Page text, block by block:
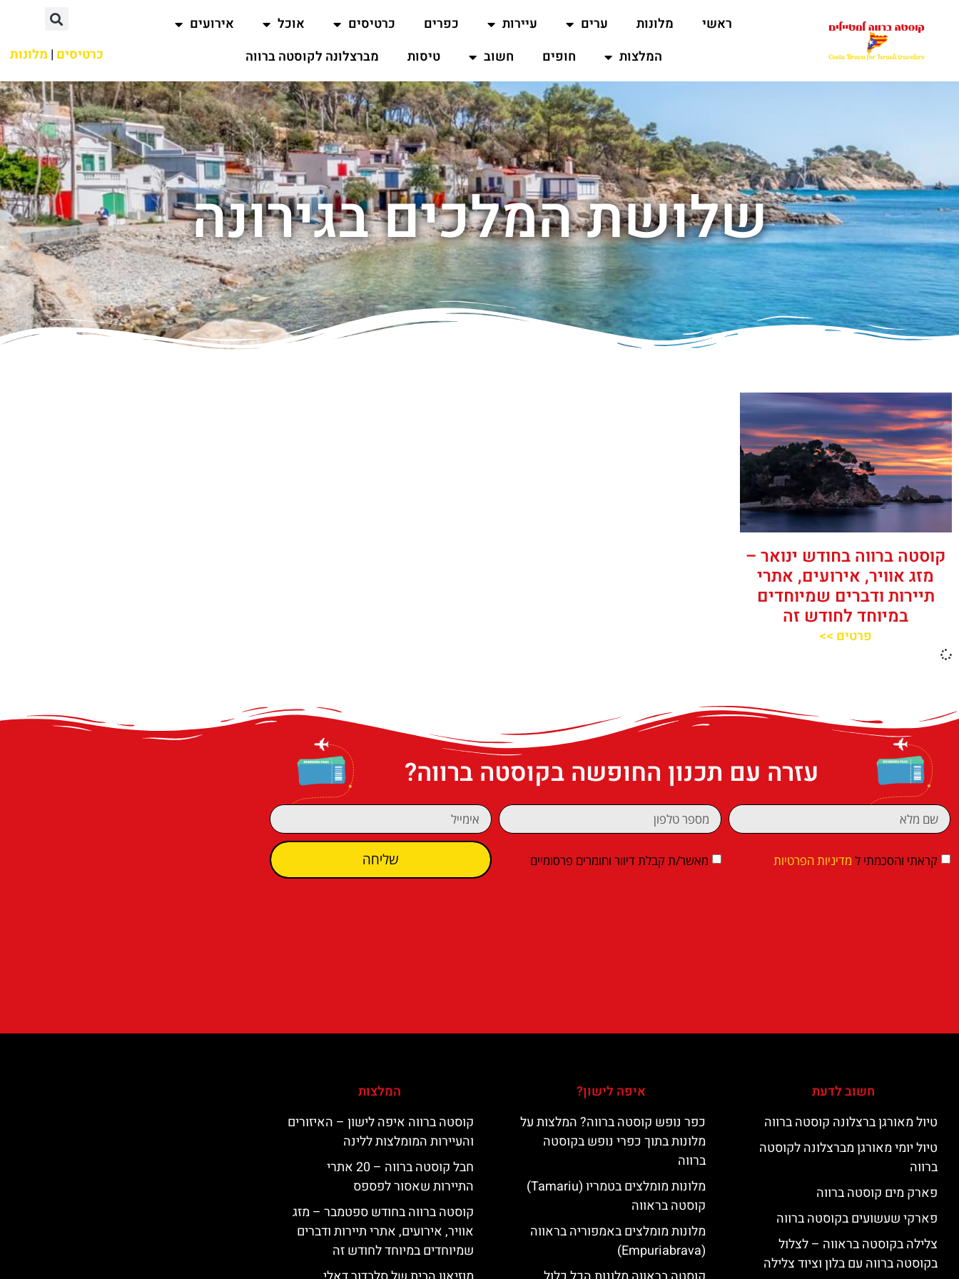
ראשי מלונות ערים עיירות כפרים כרטיסים אוכל
אירועים
המלצות
חופים חשוב טיסות מברצלונה לקוסטה ברווה כרטיסים | מלונות
שלושת המלכים בגירונה
קוסטה ברווה בחודש ינואר –
מזג אוויר, אירועים, אתרי
תיירות ודברים שמיוחדים
במיוחד לחודש זה
פרטים >>
עזרה עם תכנון החופשה בקוסטה ברווה?
קראתי והסכמתי ל מדיניות הפרטיות מאשר/ת קבלת דיוור וחומרים פרסומיים שליחה
חשוב לדעת
טיול מאורגן ברצלונה קוסטה ברווה
טיול יומי מאורגן מברצלונה לקוסטה
ברווה
פארק מים קוסטה ברווה
פארקי שעשועים בקוסטה ברווה
צלילה בקוסטה בראווה – לצלול
בקוסטה ברווה עם בלון וציוד צלילה
איפה לישון?
כפר נופש קוסטה ברווה? המלצות על
מלונות בתוך כפרי נופש בקוסטה
ברווה
מלונות מומלצים בטמריו (Tamariu)
קוסטה בראווה
מלונות מומלצים באמפוריה בראווה
(Empuriabrava)
המלצות
קוסטה ברווה איפה לישון – האיזורים
והעיירות המומלצות ללינה
חבל קוסטה ברווה – 20 אתרי
התיירות שאסור לפספס
קוסטה ברווה בחודש ספטמבר – מזג
אוויר, אירועים, אתרי תיירות ודברים
שמיוחדים במיוחד לחודש זה